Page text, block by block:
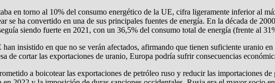
en torno al 10% del consumo energético de la UE, cifra ligeramente inferior al
se ha convertido en una de sus principales fuentes de energía. En la década de
siendo fuerte en 2021, con un 36,5% del consumo total de energía (frente al
insistido en que no se verán afectados, afirmando que tienen suficiente uranio en
de cortar las exportaciones de uranio, Europa podría sufrir consecuencias
a boicotear las exportaciones de petróleo ruso y reducir las importaciones